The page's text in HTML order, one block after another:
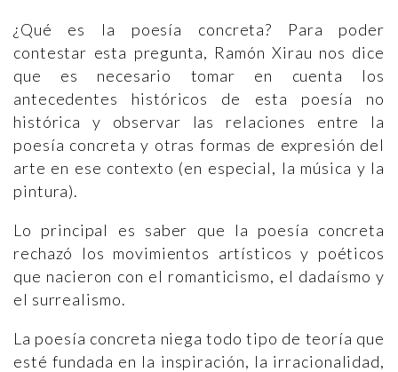
¿Qué es la poesía concreta? Para poder
contestar esta pregunta, Ramón Xirau nos dice
que es necesario tomar en cuenta los
antecedentes históricos de esta poesía no
histórica y observar las relaciones entre la
poesía concreta y otras formas de expresión del
arte en ese contexto (en especial, la música y la
pintura).
Lo principal es saber que la poesía concreta
rechazó los movimientos artísticos y poéticos
que nacieron con el romanticismo, el dadaísmo y
el surrealismo.
La poesía concreta niega todo tipo de teoría que
esté fundada en la inspiración, la irracionalidad,